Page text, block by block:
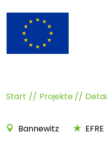
Start Projekte
Bannewitz EFRE